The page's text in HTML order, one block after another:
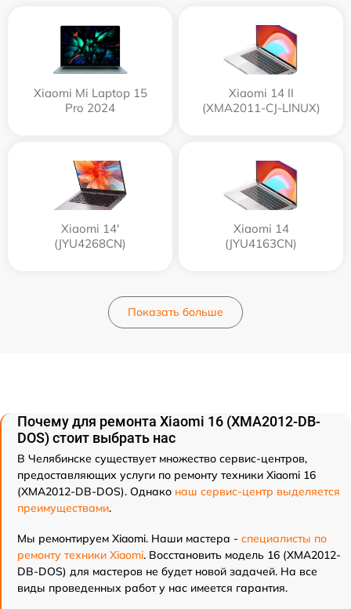
Xiaomi Mi Laptop 15
Pro 2024
Xiaomi 14 II
(XMA2011-CJ-LINUX)
Xiaomi 14'
(JYU4268CN)
Xiaomi 14
(JYU4163CN)
Показать больше
Почему для ремонта Xiaomi 16 (XMA2012-DB-
DOS) стоит выбрать нас
В Челябинске существует множество сервис-центров,
предоставляющих услуги по ремонту техники Xiaomi 16
(XMA2012-DB-DOS). Однако наш сервис-центр выделяется
преимуществами.
Мы ремонтируем Xiaomi. Наши мастера - специалисты по
ремонту техники Xiaomi. Восстановить модель 16 (XMA2012-
DB-DOS) для мастеров не будет новой задачей. На все
виды проведенных работ у нас имеется гарантия.